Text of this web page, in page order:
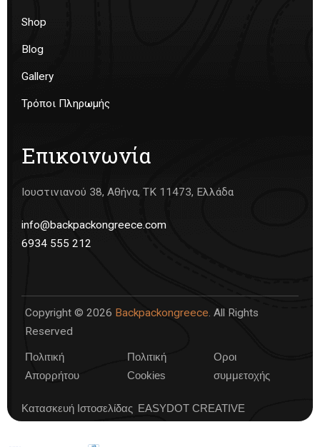
Shop
Blog
Gallery
Τρόποι Πληρωμής
Επικοινωνία
Ιουστινιανού 38, Αθήνα, ΤΚ 11473, Ελλάδα
info@backpackongreece.com
6934 555 212
Copyright © 2026 Backpackongreece. All Rights
Reserved
Πολιτική
Απορρήτου
Πολιτική
Cookies
Οροι
συμμετοχής
Κατασκευή Ιστοσελίδας EASYDOT CREATIVE